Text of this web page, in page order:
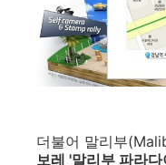
더불어 말리부
보레 '말리부 파라